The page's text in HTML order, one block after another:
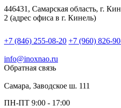
446431, Самарская область, г.
2 (адрес офиса в г. Кинель)
+7 (846) 255-08-20 +7 (960) 826-
info@inoxnao.ru
Обратная связь
Самара, Заводское ш. 111
ПН-ПТ 9:00 - 17:00